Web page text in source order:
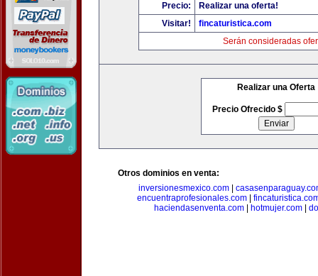
Precio:
Realizar una oferta!
Visitar!
fincaturistica.com
Serán consideradas
Realizar una Oferta
Precio Ofrecido $
Otros dominios en venta:
inversionesmexico.com
encuentraprofesionales.com
haciendasenventa.com| hotmujer.com|